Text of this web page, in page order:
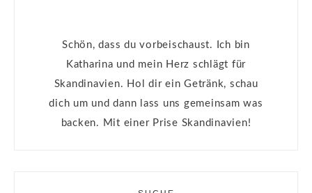
Schön, dass du vorbeischaust. Ich bin
Katharina und mein Herz schlägt für
Skandinavien. Hol dir ein Getränk, schau
dich um und dann lass uns gemeinsam was
backen. Mit einer Prise Skandinavien!